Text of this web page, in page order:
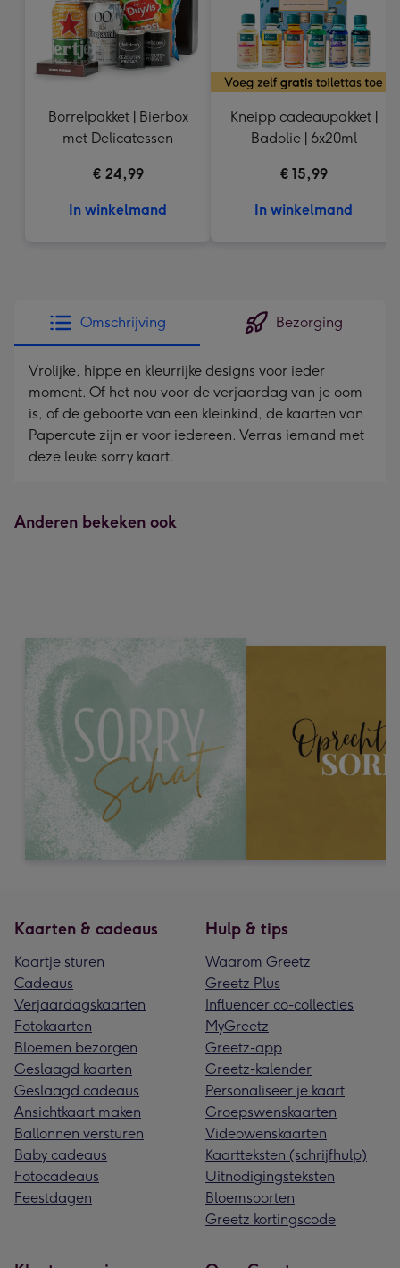
Borrelpakket | Bierbox
met Delicatessen
€ 24,99
In winkelmand
Kneipp cadeaupakket |
Badolie | 6x20ml
€ 15,99
In winkelmand
Omschrijving Bezorging
Vrolijke, hippe en kleurrijke designs voor ieder
moment. Of het nou voor de verjaardag van je oom
is, of de geboorte van een kleinkind, de kaarten van
Papercute zijn er voor iedereen. Verras iemand met
deze leuke sorry kaart.
Anderen bekeken ook
Kaarten & cadeaus
Kaartje sturen
Cadeaus
Verjaardagskaarten
Fotokaarten
Bloemen bezorgen
Geslaagd kaarten
Geslaagd cadeaus
Ansichtkaart maken
Ballonnen versturen
Baby cadeaus
Fotocadeaus
Feestdagen
Hulp & tips
Waarom Greetz
Greetz Plus
Influencer co-collecties
MyGreetz
Greetz-app
Greetz-kalender
Personaliseer je kaart
Groepswenskaarten
Videowenskaarten
Kaartteksten (schrijfhulp)
Uitnodigingsteksten
Bloemsoorten
Greetz kortingscode